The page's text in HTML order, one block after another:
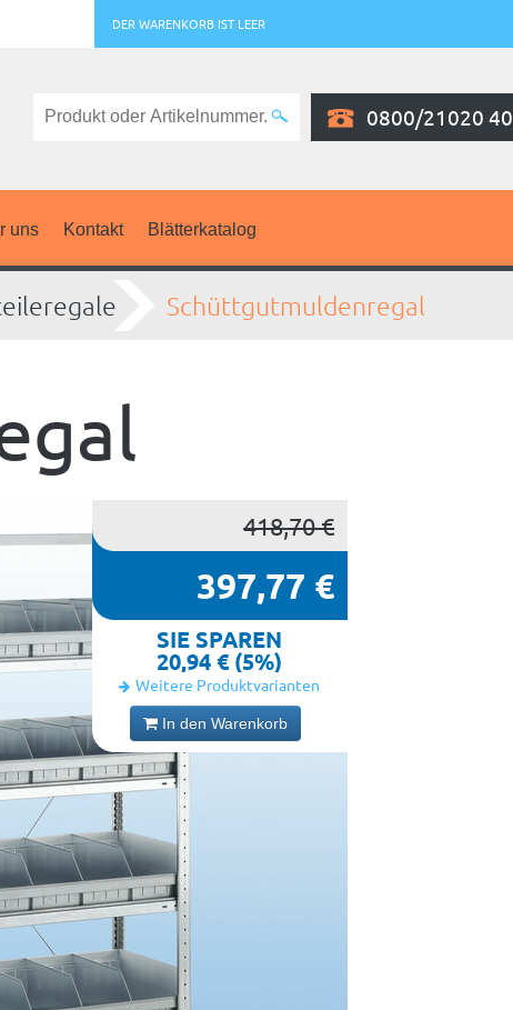
DER WARENKORB IST LEER
0800/21020 40
uns Kontakt Blätterkatalog
Schüttgutmuldenregal
418,70 €
397,77 €
SIE SPAREN
20,94 € (5%)
Weitere Produktvarianten
In den Warenkorb